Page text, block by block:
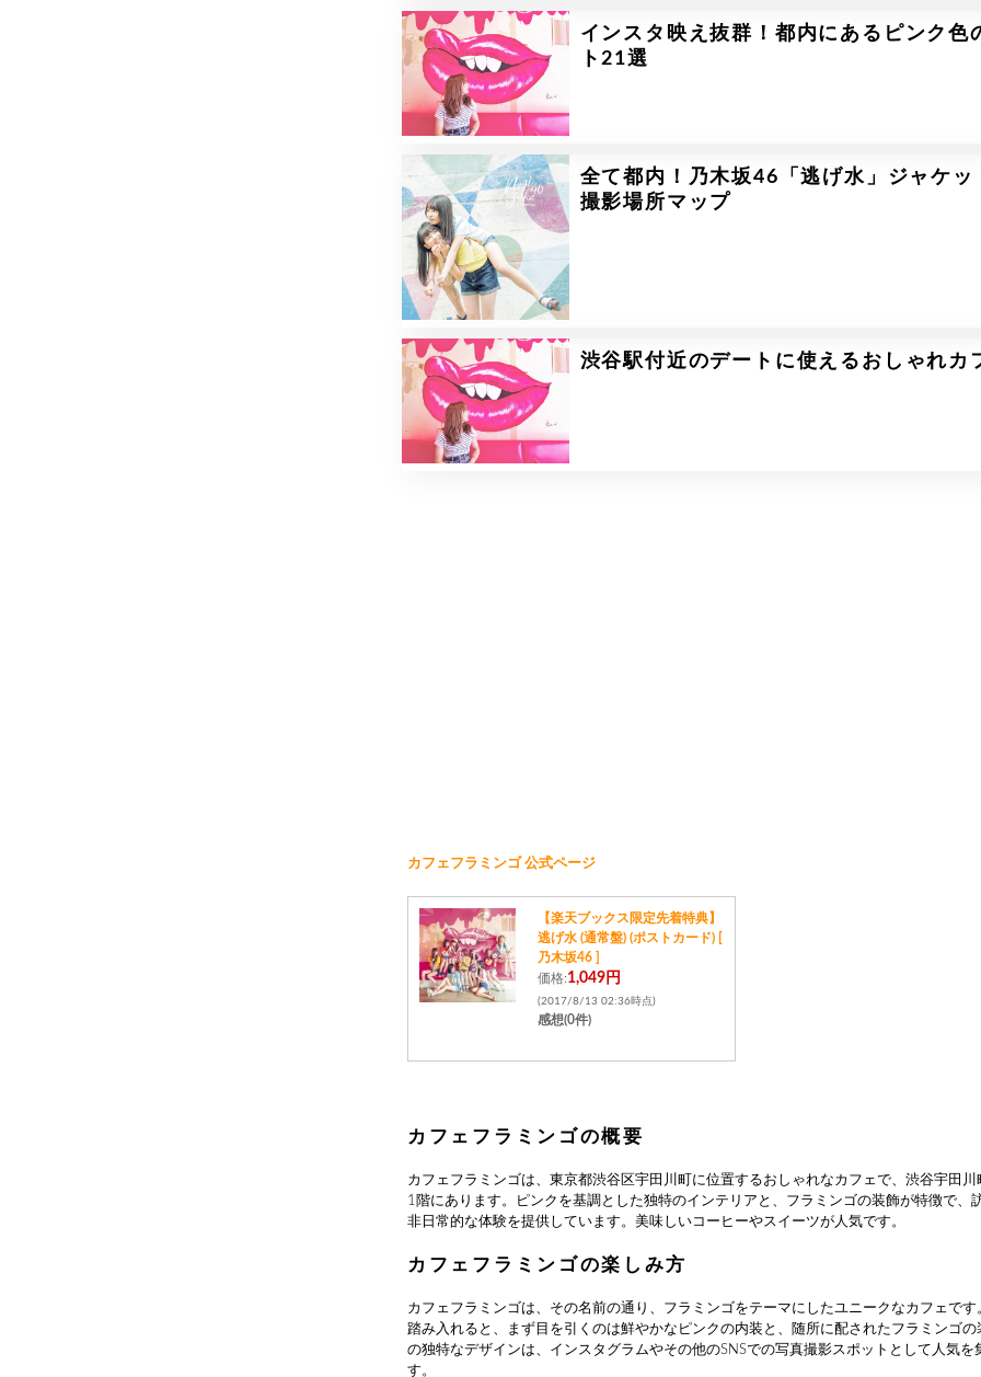
インスタ映え抜群！都内にあるピンク色
ト21選
全て都内！乃木坂46「逃げ水」ジャケッ
撮影場所マップ
渋谷駅付近のデートに使えるおしゃれカ
カフェフラミンゴ 公式ページ
【楽天ブックス限定先着特典】
逃げ水 (通常盤) (ポストカード) [
乃木坂46 ]
価格:1,049円
(2017/8/13 02:36時点)
感想(0件)
カフェフラミンゴの概要
カフェフラミンゴは、東京都渋谷区宇田川町に位置するおしゃれなカフェで、渋谷宇田川
1階にあります。ピンクを基調とした独特のインテリアと、フラミンゴの装飾が特徴で、
非日常的な体験を提供しています。美味しいコーヒーやスイーツが人気です。
カフェフラミンゴの楽しみ方
カフェフラミンゴは、その名前の通り、フラミンゴをテーマにしたユニークなカフェです
踏み入れると、まず目を引くのは鮮やかなピンクの内装と、随所に配されたフラミンゴの
の独特なデザインは、インスタグラムやその他のSNSでの写真撮影スポットとして人気を
す。